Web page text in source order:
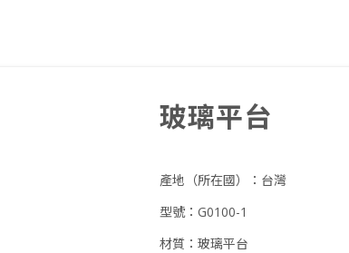
玻璃平台
產地（所在國）： 台灣
型號： G0100-1
材質： 玻璃平台